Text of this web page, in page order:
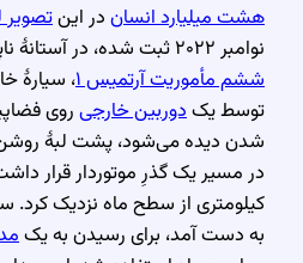
هشت میلیارد انساندر اینتصویر
نوامبر ۲۰۲۲ ثبت شده، در آستانهٔ ناپدید شدن هستند. در
ششم مأموریت آرتمیس ۱، سیارهٔ
توسط یکدوربین خارجیروی
شدن دیده می‌شود، پشت لبهٔ
کیلومتری از سطح ماه نزدیک کرد.
به دست آمد، برای رسیدن به یک